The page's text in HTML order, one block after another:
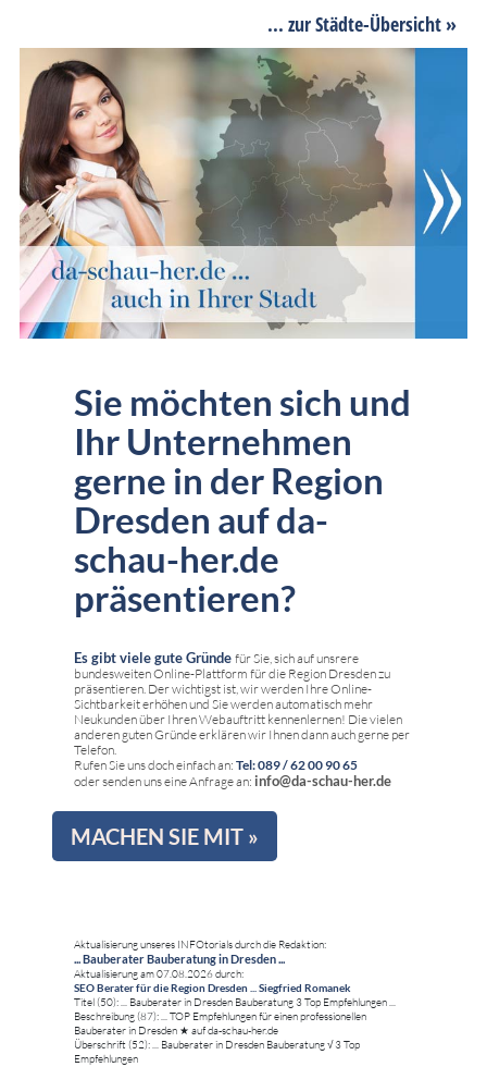
... zur Städte-Übersicht »
Sie möchten sich und
Ihr Unternehmen
gerne in der Region
Dresden auf da-
schau-her.de
präsentieren?
Es gibt viele gute Gründe für Sie, sich auf unsrere
bundesweiten Online-Plattform für die Region Dresden zu
präsentieren. Der wichtigst ist, wir werden Ihre Online-
Sichtbarkeit erhöhen und Sie werden automatisch mehr
Neukunden über Ihren Webauftritt kennenlernen! Die vielen
anderen guten Gründe erklären wir Ihnen dann auch gerne per
Telefon.
Rufen Sie uns doch einfach an: Tel: 089 / 62 00 90 65
oder senden uns eine Anfrage an: info@da-schau-her.de
MACHEN SIE MIT »
Aktualisierung unseres INFOtorials durch die Redaktion:
... Bauberater Bauberatung in Dresden ...
Aktualisierung am 07.08.2026 durch:
SEO Berater für die Region Dresden ... Siegfried Romanek
Titel (50): ... Bauberater in Dresden Bauberatung 3 Top Empfehlungen ...
Beschreibung (87): ... TOP Empfehlungen für einen professionellen
Bauberater in Dresden ★ auf da-schau-her.de
Überschrift (52): ... Bauberater in Dresden Bauberatung √ 3 Top
Empfehlungen